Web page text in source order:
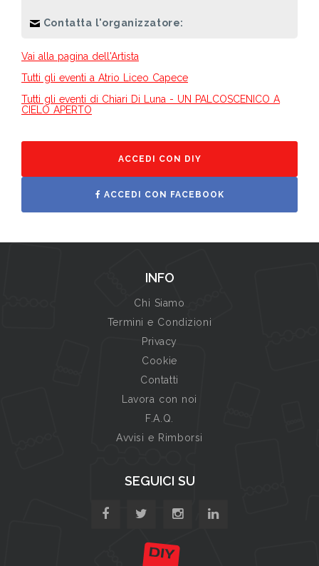
Contatta l'organizzatore:
Vai alla pagina dell'Artista
Tutti gli eventi a Atrio Liceo Capece
Tutti gli eventi di Chiari Di Luna - UN PALCOSCENICO A
CIELO APERTO
ACCEDI CON DIY
ACCEDI CON FACEBOOK
INFO
Chi Siamo
Termini e Condizioni
Privacy
Cookie
Contatti
Lavora con noi
F.A.Q.
Avvisi e Rimborsi
SEGUICI SU